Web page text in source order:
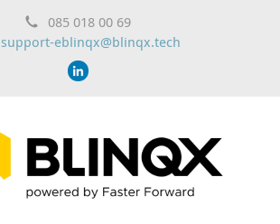
085 018 00 69
support-eblinqx@blinqx.tech